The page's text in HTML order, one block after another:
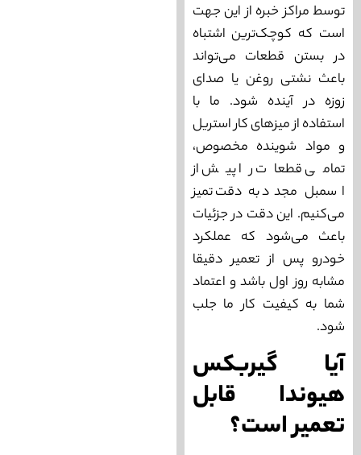
توسط مراکز خبره از این جهت
است که کوچک‌ترین اشتباه
در بستن قطعات می‌تواند
باعث نشتی روغن یا صدای
زوزه در آینده شود. ما با
استفاده از میزهای کار استریل
و مواد شوینده مخصوص،
تمامی قطعات را پیش از
اسمبل مجدد به دقت تمیز
می‌کنیم. این دقت در جزئیات
باعث می‌شود که عملکرد
خودرو پس از تعمیر دقیقا
مشابه روز اول باشد و اعتماد
شما به کیفیت کار ما جلب
شود.
آیا گیربکس
هیوندا قابل
تعمیر است؟